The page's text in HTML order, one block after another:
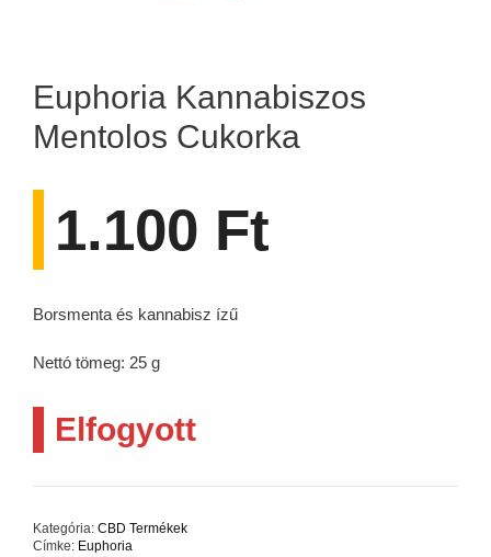
Euphoria Kannabiszos
Mentolos Cukorka
1.100 Ft
Borsmenta és kannabisz ízű
Nettó tömeg: 25 g
Elfogyott
Kategória: CBD Termékek
Címke: Euphoria